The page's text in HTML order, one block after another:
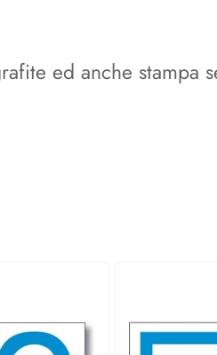
ed anche stampa